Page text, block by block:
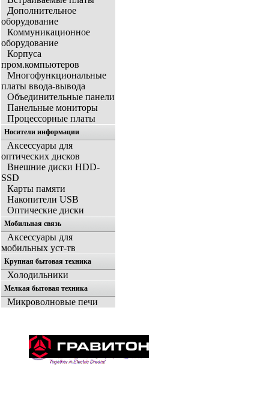
Дополнительное
оборудование
Коммуникационное
оборудование
Корпуса
пром.компьютеров
Многофункциональные
платы ввода-вывода
Объединительные панели
Панельные мониторы
Процессорные платы
Носители информации
Аксессуары для
оптических дисков
Внешние диски HDD-
SSD
Карты памяти
Накопители USB
Оптические диски
Мобильная связь
Аксессуары для
мобильных уст-тв
Крупная бытовая техника
Холодильники
Мелкая бытовая техника
Микроволновые печи